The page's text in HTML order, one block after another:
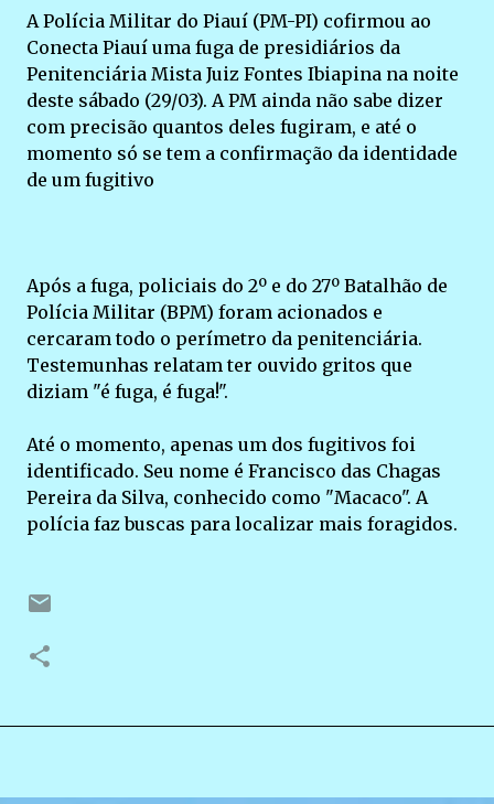
A Polícia Militar do Piauí (PM-PI) cofirmou ao
Conecta Piauí uma fuga de presidiários da
Penitenciária Mista Juiz Fontes Ibiapina na noite
deste sábado (29/03). A PM ainda não sabe dizer
com precisão quantos deles fugiram, e até o
momento só se tem a confirmação da identidade
de um fugitivo
Após a fuga, policiais do 2º e do 27º Batalhão de
Polícia Militar (BPM) foram acionados e
cercaram todo o perímetro da penitenciária.
Testemunhas relatam ter ouvido gritos que
diziam "é fuga, é fuga!".
Até o momento, apenas um dos fugitivos foi
identificado. Seu nome é Francisco das Chagas
Pereira da Silva, conhecido como "Macaco". A
polícia faz buscas para localizar mais foragidos.